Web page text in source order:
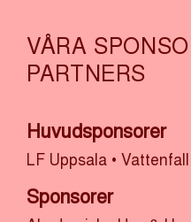
VÅRA
PARTNERS
Huvudsponsorer
LF Uppsala • Vattenfall
Sponsorer